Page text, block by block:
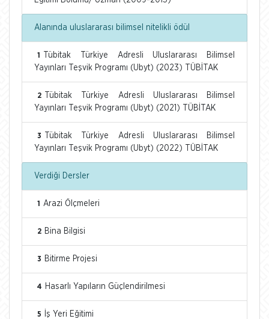
Alanında uluslararası bilimsel nitelikli ödül
1
Tübitak Türkiye Adresli Uluslararası Bilimsel
Yayınları Teşvik Programı (Ubyt) (2023) TÜBİTAK
2
Tübitak Türkiye Adresli Uluslararası Bilimsel
Yayınları Teşvik Programı (Ubyt) (2021) TÜBİTAK
3
Tübitak Türkiye Adresli Uluslararası Bilimsel
Yayınları Teşvik Programı (Ubyt) (2022) TÜBİTAK
Verdiği Dersler
1 Arazi Ölçmeleri
2 Bina Bilgisi
3 Bitirme Projesi
4 Hasarlı Yapıların Güçlendirilmesi
5 İş Yeri Eğitimi